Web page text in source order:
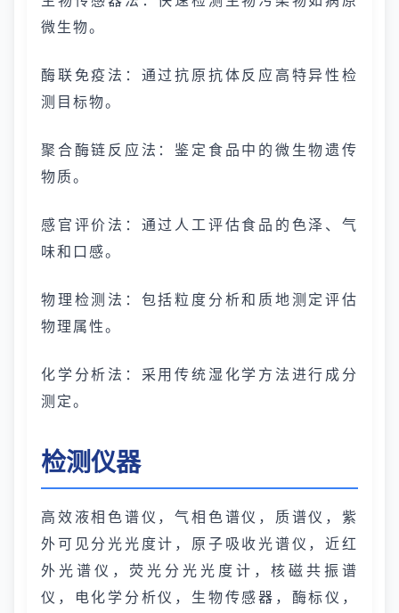
微生物。
酶联免疫法：通过抗原抗体反应高特异性检
测目标物。
聚合酶链反应法：鉴定食品中的微生物遗传
物质。
感官评价法：通过人工评估食品的色泽、气
味和口感。
物理检测法：包括粒度分析和质地测定评估
物理属性。
化学分析法：采用传统湿化学方法进行成分
测定。
检测仪器
高效液相色谱仪，气相色谱仪，质谱仪，紫
外可见分光光度计，原子吸收光谱仪，近红
外光谱仪，荧光分光光度计，核磁共振谱
仪，电化学分析仪，生物传感器，酶标仪，